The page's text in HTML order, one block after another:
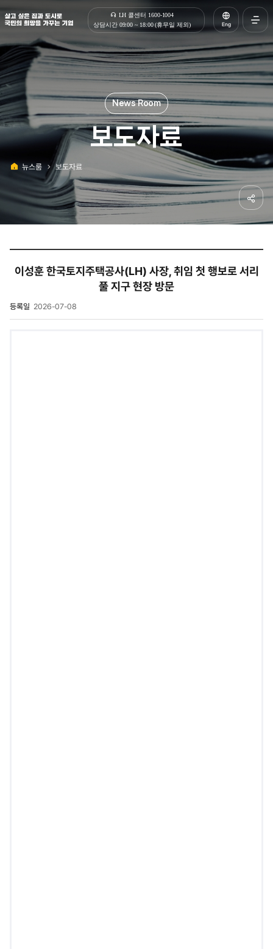
살고 싶은 집과 도시로 국민의 희망을 가꾸는 기업 | 한국토지주택공사
LH 콜센터 1600-1004
상담시간 09:00 ~ 18:00 (휴무일 제외)
Eng
전체
열기
보도자료
뉴스룸 보도자료
공유
이성훈 한국토지주택공사(LH) 사장, 취임 첫 행보로 서리
풀 지구 현장 방문
등록일 2026-07-08